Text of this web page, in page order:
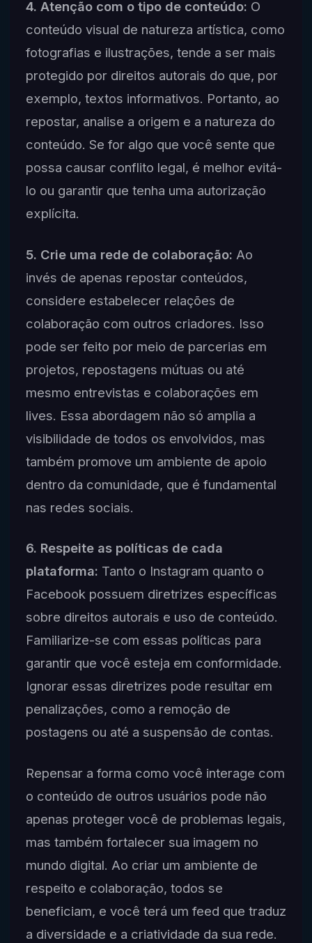
4. Atenção com o tipo de conteúdo: O
conteúdo visual de natureza artística, como
fotografias e ilustrações, tende a ser mais
protegido por direitos autorais do que, por
exemplo, textos informativos. Portanto, ao
repostar, analise a origem e a natureza do
conteúdo. Se for algo que você sente que
possa causar conflito legal, é melhor evitá-
lo ou garantir que tenha uma autorização
explícita.
5. Crie uma rede de colaboração: Ao
invés de apenas repostar conteúdos,
considere estabelecer relações de
colaboração com outros criadores. Isso
pode ser feito por meio de parcerias em
projetos, repostagens mútuas ou até
mesmo entrevistas e colaborações em
lives. Essa abordagem não só amplia a
visibilidade de todos os envolvidos, mas
também promove um ambiente de apoio
dentro da comunidade, que é fundamental
nas redes sociais.
6. Respeite as políticas de cada
plataforma: Tanto o Instagram quanto o
Facebook possuem diretrizes específicas
sobre direitos autorais e uso de conteúdo.
Familiarize-se com essas políticas para
garantir que você esteja em conformidade.
Ignorar essas diretrizes pode resultar em
penalizações, como a remoção de
postagens ou até a suspensão de contas.
Repensar a forma como você interage com
o conteúdo de outros usuários pode não
apenas proteger você de problemas legais,
mas também fortalecer sua imagem no
mundo digital. Ao criar um ambiente de
respeito e colaboração, todos se
beneficiam, e você terá um feed que traduz
a diversidade e a criatividade da sua rede.